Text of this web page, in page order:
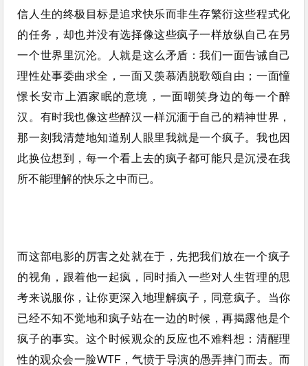
信人生的终极目标是追求快乐而非生存繁衍这些程式化
的任务，却也并没有选择像这些疯子一样放纵自己在另
一个世界里沉沦。人就是这么矛盾：我们一面告诫自己
理性处事委曲求全，一面又羡慕洒脱歌颂自由；一面憧
憬长安市上酒家眠的意境，一面嘲笑身边的每一个醉
汉。有时我也像这些醉汉一样沉湎于自己的精神世界，
那一刻我清楚地知道别人眼里我就是一个疯子。我也因
此换位想到，每一个看上去的疯子都可能只是沉浸在我
所不能理解的快乐之中而已。
而这部电影的厉害之处就在于，先把我们放在一个疯子
的视角，跟着他一起疯，同时插入一些对人生哲理的思
考来说服你，让你更深入地理解疯子，同意疯子。当你
已经不知不觉地和疯子站在一边的时候，再揭露他是个
疯子的事实。这个时候观众的反应也不难料想：清醒理
性的观众会一脸WTF，气愤于导演的愚弄摔门而去。而